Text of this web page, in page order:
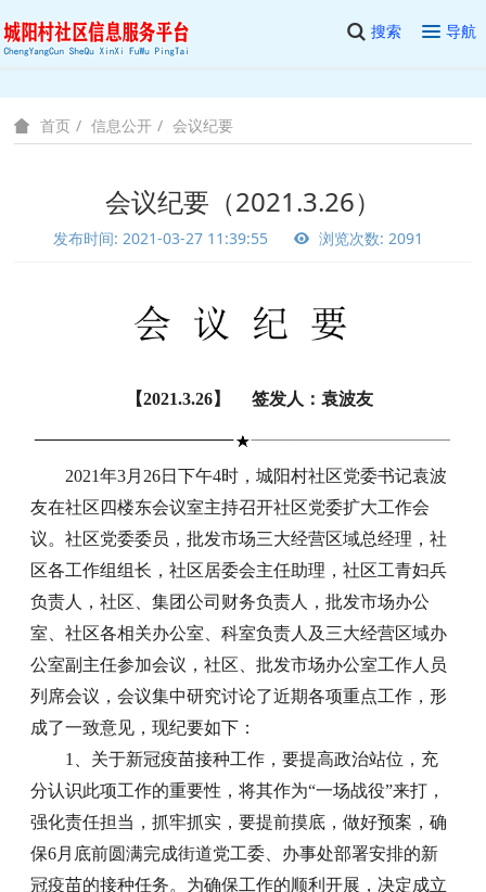
搜索 导航
首页 信息公开 会议纪要
会议纪要（2021.3.26）
发布时间: 2021-03-27 11:39:55 浏览次数: 2091
【2021.3.26】 签发人：袁波友
2021年3月26日下午4时，城阳村社区党委书记袁波
友在社区四楼东会议室主持召开社区党委扩大工作会
议。社区党委委员，批发市场三大经营区域总经理，社
区各工作组组长，社区居委会主任助理，社区工青妇兵
负责人，社区、集团公司财务负责人，批发市场办公
室、社区各相关办公室、科室负责人及三大经营区域办
公室副主任参加会议，社区、批发市场办公室工作人员
列席会议，会议集中研究讨论了近期各项重点工作，形
成了一致意见，现纪要如下：
1、关于新冠疫苗接种工作，要提高政治站位，充
分认识此项工作的重要性，将其作为“一场战役”来打，
强化责任担当，抓牢抓实，要提前摸底，做好预案，确
保6月底前圆满完成街道党工委、办事处部署安排的新
冠疫苗的接种任务。为确保工作的顺利开展，决定成立